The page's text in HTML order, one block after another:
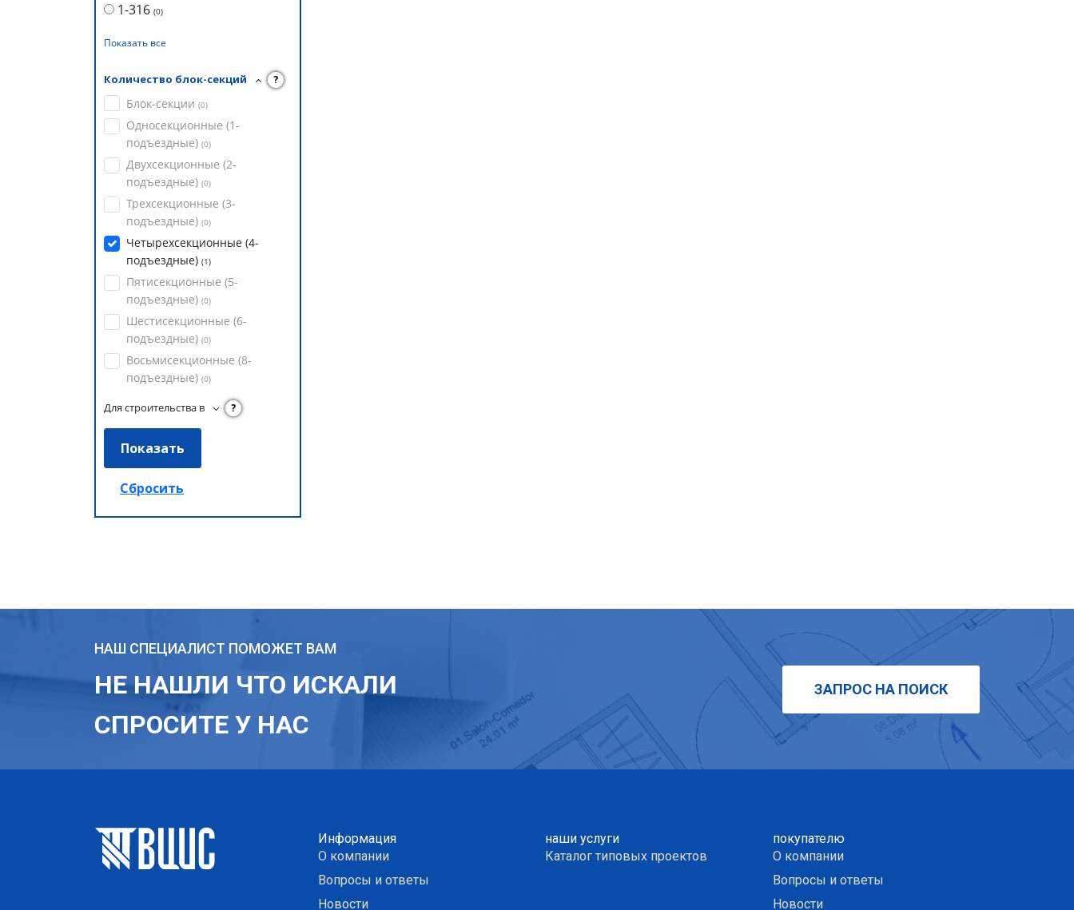
1-316 (0)
Показать все
Количество блок-секций ?
Блок-секции (0)
Односекционные (1-
подъездные) (0)
Двухсекционные (2-
подъездные) (0)
Трехсекционные (3-
подъездные) (0)
Четырехсекционные (4-
подъездные) (1)
Пятисекционные (5-
подъездные) (0)
Шестисекционные (6-
подъездные) (0)
Восьмисекционные (8-
подъездные) (0)
Для строительства в ?
НАШ СПЕЦИАЛИСТ ПОМОЖЕТ ВАМ
НЕ НАШЛИ ЧТО ИСКАЛИ
СПРОСИТЕ У НАС
ЗАПРОС НА ПОИСК
Информация
О компании
Вопросы и ответы
Новости
наши услуги
Каталог типовых проектов
покупателю
О компании
Вопросы и ответы
Новости